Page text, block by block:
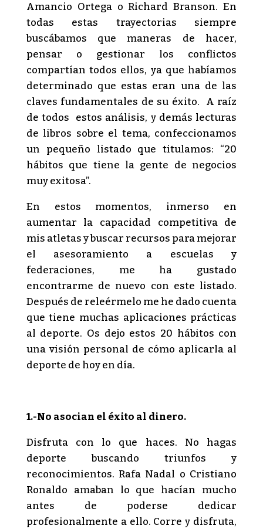
Amancio Ortega o Richard Branson. En
todas estas trayectorias siempre
buscábamos que maneras de hacer,
pensar o gestionar los conflictos
compartían todos ellos, ya que habíamos
determinado que estas eran una de las
claves fundamentales de su éxito. A raíz
de todos estos análisis, y demás lecturas
de libros sobre el tema, confeccionamos
un pequeño listado que titulamos: “20
hábitos que tiene la gente de negocios
muy exitosa”.
En estos momentos, inmerso en
aumentar la capacidad competitiva de
mis atletas y buscar recursos para mejorar
el asesoramiento a escuelas y
federaciones, me ha gustado
encontrarme de nuevo con este listado.
Después de releérmelo me he dado cuenta
que tiene muchas aplicaciones prácticas
al deporte. Os dejo estos 20 hábitos con
una visión personal de cómo aplicarla al
deporte de hoy en día.
1.-No asocian el éxito al dinero.
Disfruta con lo que haces. No hagas
deporte buscando triunfos y
reconocimientos. Rafa Nadal o Cristiano
Ronaldo amaban lo que hacían mucho
antes de poderse dedicar
profesionalmente a ello. Corre y disfruta,